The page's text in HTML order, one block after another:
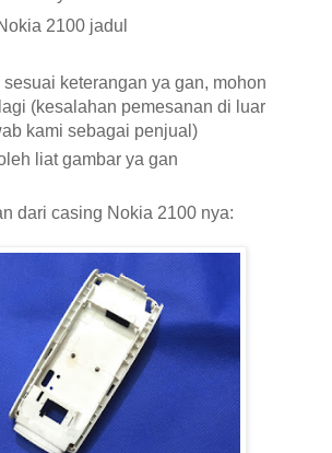
2100 jadul
keterangan ya gan, mohon
(kesalahan pemesanan di luar
kami sebagai penjual)
liat gambar ya gan
dari casing Nokia 2100 nya: